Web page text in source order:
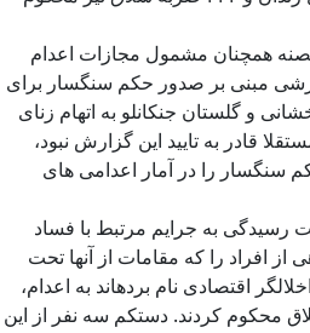
همچنان مشمول مجازات اعدام
مبنی بر صدور حکم سنگسار برای
و گلستان جنکانلو به اتهام زنای
قادر به تایید این گزارش نبود،
سنگسار را در آمار اعدامی های
رسیدگی به جرایم مرتبط با فساد
افراد را که مقامات از آنها تحت
اقتصادی نام برده­اند به اعدام،
محکوم کردند. دستکم سه نفر از این